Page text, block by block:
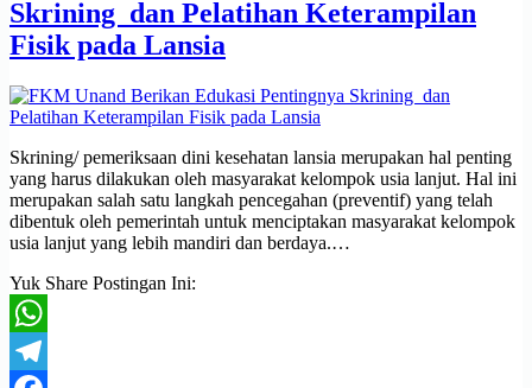
Skrining dan Pelatihan Keterampilan
Fisik pada Lansia
Skrining/ pemeriksaan dini kesehatan lansia merupakan hal penting
yang harus dilakukan oleh masyarakat kelompok usia lanjut. Hal ini
merupakan salah satu langkah pencegahan (preventif) yang telah
dibentuk oleh pemerintah untuk menciptakan masyarakat kelompok
usia lanjut yang lebih mandiri dan berdaya.…
Yuk Share Postingan Ini:
WhatsApp